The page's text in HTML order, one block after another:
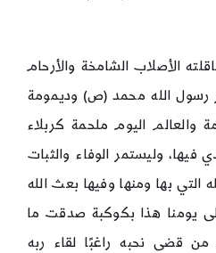
الأصلاب الشامخة والأرحام
رسول الله محمد (ص) وديمومة
والعالم اليوم ملحمة كربلاء
فيها، وليستمر الوفاء والثبات
التي بها ومنها وفيها بعث الله
يومنا هذا بكوكبة صدقت ما
قضى نحبه راغبًا لقاء ربه